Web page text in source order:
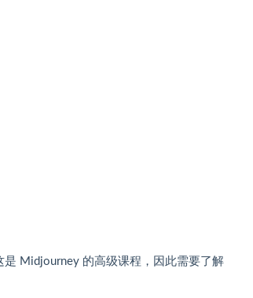
Midjourney 的高级课程，因此需要了解